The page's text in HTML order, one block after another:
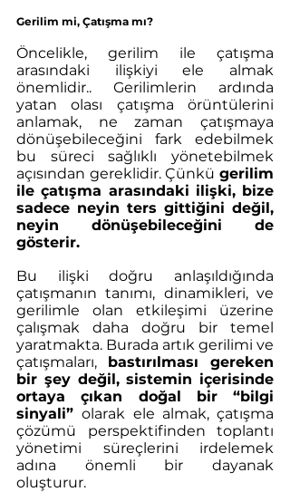
Gerilim mi, Çatışma mı?
Öncelikle, gerilim ile çatışma
arasındaki ilişkiyi ele almak
önemlidir.. Gerilimlerin ardında
yatan olası çatışma örüntülerini
anlamak, ne zaman çatışmaya
dönüşebileceğini fark edebilmek
bu süreci sağlıklı yönetebilmek
açısından gereklidir. Çünkü gerilim
ile çatışma arasındaki ilişki, bize
sadece neyin ters gittiğini değil,
neyin dönüşebileceğini de
gösterir.
Bu ilişki doğru anlaşıldığında
çatışmanın tanımı, dinamikleri, ve
gerilimle olan etkileşimi üzerine
çalışmak daha doğru bir temel
yaratmakta. Burada artık gerilimi ve
çatışmaları, bastırılması gereken
bir şey değil, sistemin içerisinde
ortaya çıkan doğal bir “bilgi
sinyali” olarak ele almak, çatışma
çözümü perspektifinden toplantı
yönetimi süreçlerini irdelemek
adına önemli bir dayanak
oluşturur.